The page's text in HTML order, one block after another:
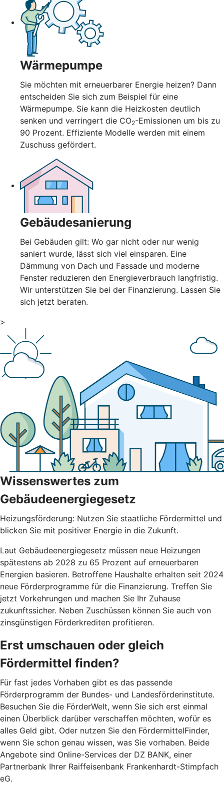
Wärmepumpe
Sie möchten mit erneuerbarer Energie heizen? Dann
entscheiden Sie sich zum Beispiel für eine
Wärmepumpe. Sie kann die Heizkosten deutlich
senken und verringert die CO2-Emissionen um bis zu
90 Prozent. Effiziente Modelle werden mit einem
Zuschuss gefördert.
Gebäudesanierung
Bei Gebäuden gilt: Wo gar nicht oder nur wenig
saniert wurde, lässt sich viel einsparen. Eine
Dämmung von Dach und Fassade und moderne
Fenster reduzieren den Energieverbrauch langfristig.
Wir unterstützen Sie bei der Finanzierung. Lassen Sie
sich jetzt beraten.
>
Wissenswertes zum
Gebäudeenergiegesetz
Heizungsförderung: Nutzen Sie staatliche Fördermittel und
blicken Sie mit positiver Energie in die Zukunft.
Laut Gebäudeenergiegesetz müssen neue Heizungen
spätestens ab 2028 zu 65 Prozent auf erneuerbaren
Energien basieren. Betroffene Haushalte erhalten seit 2024
neue Förderprogramme für die Finanzierung. Treffen Sie
jetzt Vorkehrungen und machen Sie Ihr Zuhause
zukunftssicher. Neben Zuschüssen können Sie auch von
zinsgünstigen Förderkrediten profitieren.
Erst umschauen oder gleich
Fördermittel finden?
Für fast jedes Vorhaben gibt es das passende
Förderprogramm der Bundes- und Landesförderinstitute.
Besuchen Sie die FörderWelt, wenn Sie sich erst einmal
einen Überblick darüber verschaffen möchten, wofür es
alles Geld gibt. Oder nutzen Sie den FördermittelFinder,
wenn Sie schon genau wissen, was Sie vorhaben. Beide
Angebote sind Online-Services der DZ BANK, einer
Partnerbank Ihrer Raiffeisenbank Frankenhardt-Stimpfach
eG.